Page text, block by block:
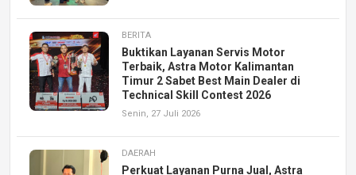
BERITA
Buktikan Layanan Servis Motor
Terbaik, Astra Motor Kalimantan
Timur 2 Sabet Best Main Dealer di
Technical Skill Contest 2026
Senin, 27 Juli 2026
DAERAH
Perkuat Layanan Purna Jual, Astra